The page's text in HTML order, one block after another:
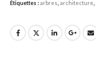
Étiquettes :arbres architecture